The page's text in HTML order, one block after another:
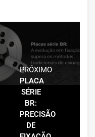
PRÓXIMO
PLACA
SÉRIE
BR:
PRECISÃO
DE